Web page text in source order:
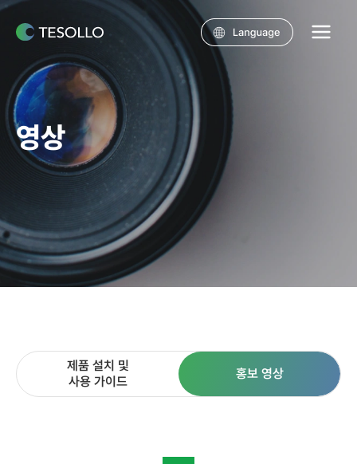
콘텐츠로
건너뛰기
영상
제품 설치 및
사용 가이드
홍보 영상